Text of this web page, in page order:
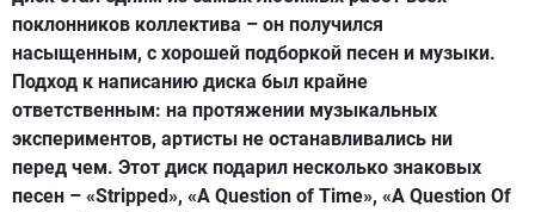
поклонников коллектива – он получился
насыщенным, с хорошей подборкой песен и музыки.
Подход к написанию диска был крайне
ответственным: на протяжении музыкальных
экспериментов, артисты не останавливались ни
перед чем. Этот диск подарил несколько знаковых
песен – «Stripped», «A Question of Time», «A Question Of